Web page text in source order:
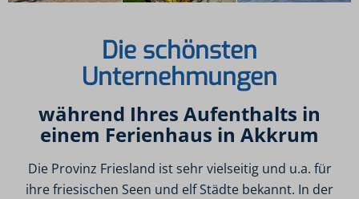
Die schönsten
Unternehmungen
während Ihres Aufenthalts in
einem Ferienhaus in Akkrum
Die Provinz Friesland ist sehr vielseitig und u.a. für
ihre friesischen Seen und elf Städte bekannt. In der